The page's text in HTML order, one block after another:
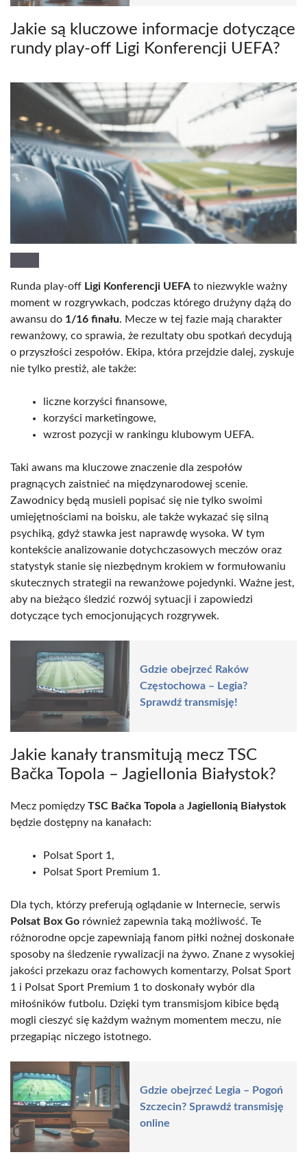
Jakie są kluczowe informacje dotyczące
rundy play-off Ligi Konferencji UEFA?
Runda play-off Ligi Konferencji UEFA to niezwykle ważny
moment w rozgrywkach, podczas którego drużyny dążą do
awansu do 1/16 finału. Mecze w tej fazie mają charakter
rewanżowy, co sprawia, że rezultaty obu spotkań decydują
o przyszłości zespołów. Ekipa, która przejdzie dalej, zyskuje
nie tylko prestiż, ale także:
liczne korzyści finansowe,
korzyści marketingowe,
wzrost pozycji w rankingu klubowym UEFA.
Taki awans ma kluczowe znaczenie dla zespołów
pragnących zaistnieć na międzynarodowej scenie.
Zawodnicy będą musieli popisać się nie tylko swoimi
umiejętnościami na boisku, ale także wykazać się silną
psychiką, gdyż stawka jest naprawdę wysoka. W tym
kontekście analizowanie dotychczasowych meczów oraz
statystyk stanie się niezbędnym krokiem w formułowaniu
skutecznych strategii na rewanżowe pojedynki. Ważne jest,
aby na bieżąco śledzić rozwój sytuacji i zapowiedzi
dotyczące tych emocjonujących rozgrywek.
Gdzie obejrzeć Raków
Częstochowa – Legia?
Sprawdź transmisję!
Jakie kanały transmitują mecz TSC
Bačka Topola – Jagiellonia Białystok?
Mecz pomiędzy TSC Bačka Topola a Jagiellonią Białystok
będzie dostępny na kanałach:
Polsat Sport 1,
Polsat Sport Premium 1.
Dla tych, którzy preferują oglądanie w Internecie, serwis
Polsat Box Go również zapewnia taką możliwość. Te
różnorodne opcje zapewniają fanom piłki nożnej doskonałe
sposoby na śledzenie rywalizacji na żywo. Znane z wysokiej
jakości przekazu oraz fachowych komentarzy, Polsat Sport
1 i Polsat Sport Premium 1 to doskonały wybór dla
miłośników futbolu. Dzięki tym transmisjom kibice będą
mogli cieszyć się każdym ważnym momentem meczu, nie
przegapiąc niczego istotnego.
Gdzie obejrzeć Legia – Pogoń
Szczecin? Sprawdź transmisję
online